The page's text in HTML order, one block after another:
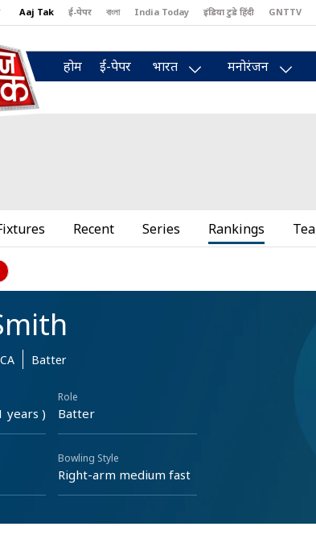
Aaj Tak ई-पेपर বাংলা India Today इंडिया टुडे हिंदी GNTTV
होम ई-पेपर भारत मनोरंजन
Recent Series Rankings
Batter
years )
Role
Batter
Bowling Style
Right-arm medium fast